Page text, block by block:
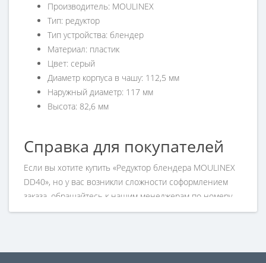
Производитель: MOULINEX
Тип: редуктор
Тип устройства: блендер
Материал: пластик
Цвет: серый
Диаметр корпуса в чашу: 112,5 мм
Наружный диаметр: 117 мм
Высота: 82,6 мм
Справка для покупателей
Если вы хотите купить «Редуктор блендера MOULINEX
DD40», но у вас возникли сложности соформлением
заказа, обращайтесь к нашим менеджерам по номеру
телефона +7 (960) 579-09-09.